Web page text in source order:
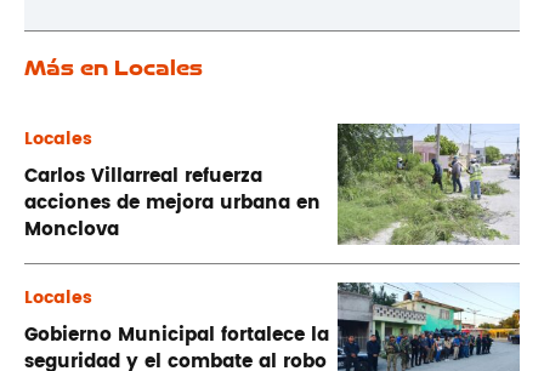
Más en Locales
Locales
Carlos Villarreal refuerza
acciones de mejora urbana en
Monclova
Locales
Gobierno Municipal fortalece la
seguridad y el combate al robo